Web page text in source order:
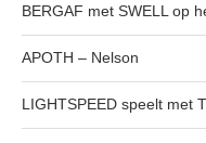
BERGAF met SWELL op
APOTH – Nelson
LIGHTSPEED speelt met